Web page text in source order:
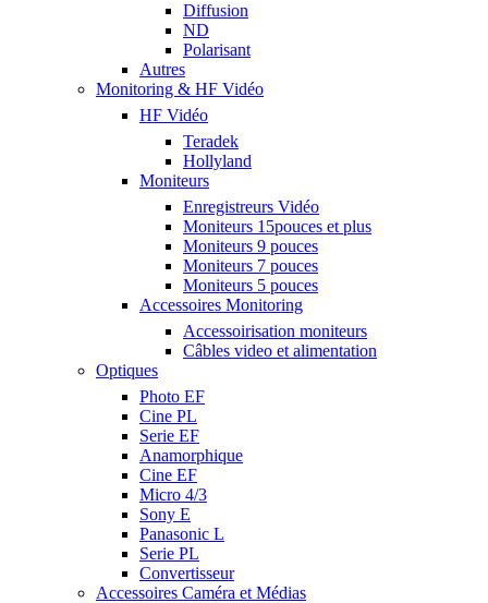
Diffusion
ND
Polarisant
Autres
Monitoring & HF Vidéo
HF Vidéo
Teradek
Hollyland
Moniteurs
Enregistreurs Vidéo
Moniteurs 15pouces et plus
Moniteurs 9 pouces
Moniteurs 7 pouces
Moniteurs 5 pouces
Accessoires Monitoring
Accessoirisation moniteurs
Câbles video et alimentation
Optiques
Photo EF
Cine PL
Serie EF
Anamorphique
Cine EF
Micro 4/3
Sony E
Panasonic L
Serie PL
Convertisseur
Accessoires Caméra et Médias